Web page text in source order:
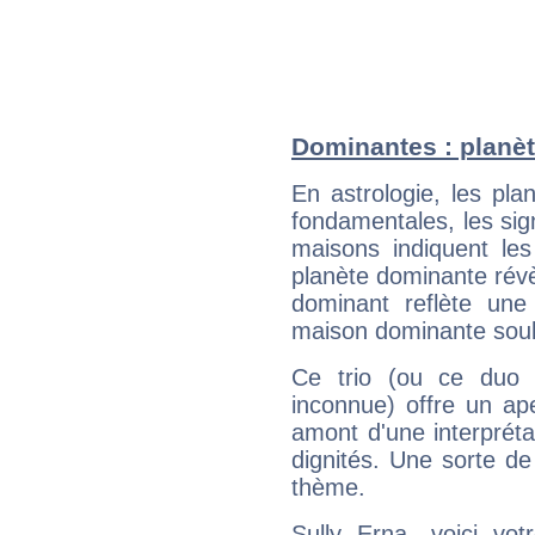
Dominantes :
En astrologie, les
fondamentales, les
maisons indiquent
planète dominante
dominant reflète
maison dominante
Ce trio (ou ce duo
inconnue) offre un
amont d'une
dignités. Une sorte
thème.